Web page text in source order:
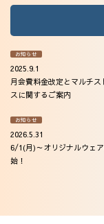
お知らせ
2025.9.1
月会費料金改定とマルチス
スに関するご案内
お知らせ
2026.5.31
6/1(月)～オリジナルウェ
始！